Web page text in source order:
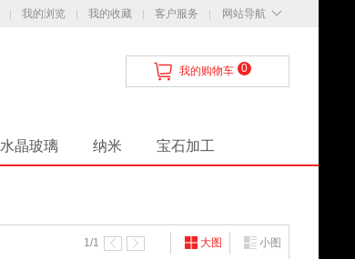
我的浏览 我的收藏 客户服务 网站导航
我的购物车 0
水晶玻璃 纳米 宝石加工
1/1 大图 小图